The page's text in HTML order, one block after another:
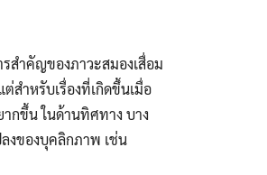
สำคัญของภาวะสมองเสื่อม
สำหรับเรื่องที่เกิดขึ้นเมื่อ
กขึ้น ในด้านทิศทาง บาง
งของบุคลิกภาพ เช่น